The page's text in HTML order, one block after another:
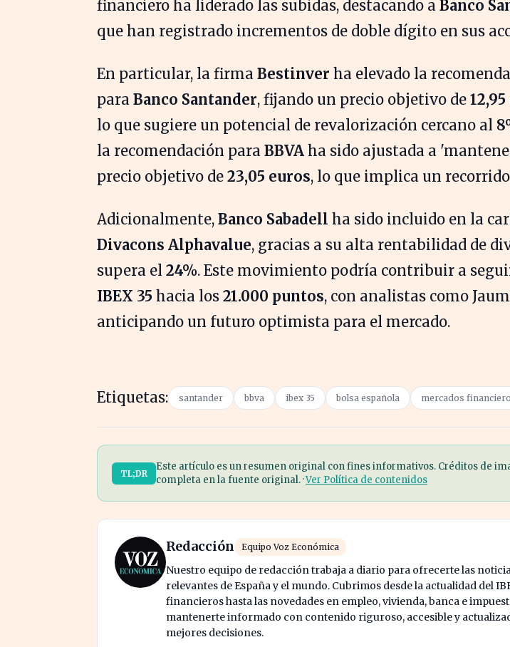
financiero ha liderado las subidas, destacando a Banco
que han registrado incrementos de doble dígito en sus
En particular, la firma Bestinver ha elevado la
para Banco Santander, fijando un precio objetivo de
lo que sugiere un potencial de revalorización cercano al
la recomendación para BBVA ha sido ajustada a
precio objetivo de 23,05 euros, lo que implica un
Adicionalmente, Banco Sabadell ha sido incluido en la
Divacons Alphavalue, gracias a su alta rentabilidad de
supera el 24%. Este movimiento podría contribuir a
IBEX 35 hacia los 21.000 puntos, con analistas como
anticipando un futuro optimista para el mercado.
Etiquetas: santander bbva ibex 35 bolsa española mercados
TL;DR
Este artículo es un resumen original con fines informativos. Créditos de
completa en la fuente original. ·Ver Política de contenidos
Redacción Equipo Voz Económica
Nuestro equipo de redacción trabaja a diario para ofrecerte las
relevantes de España y el mundo. Cubrimos desde la actualidad del
financieros hasta las novedades en empleo, vivienda, banca e
mantenerte informado con contenido riguroso, accesible y
mejores decisiones.